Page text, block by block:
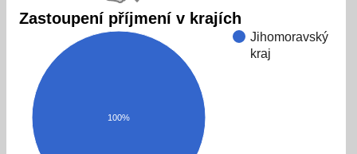
Zastoupení příjmení v krajích
Jihomoravský
kraj
100%